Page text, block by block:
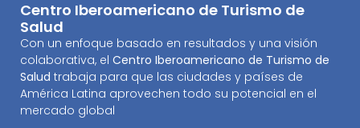
Centro Iberoamericano de Turismo de
Salud
Con un enfoque basado en resultados y una visión
colaborativa, el Centro Iberoamericano de Turismo de
Salud trabaja para que las ciudades y países de
América Latina aprovechen todo su potencial en el
mercado global